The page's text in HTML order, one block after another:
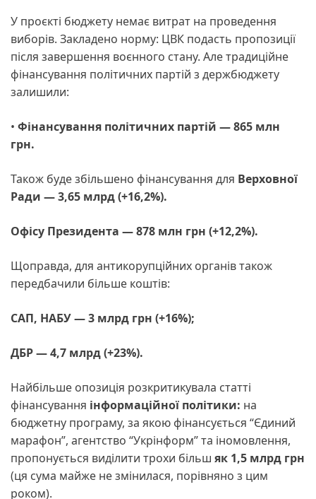
У проєкті бюджету немає витрат на проведення
виборів. Закладено норму: ЦВК подасть пропозиції
після завершення воєнного стану. Але традиційне
фінансування політичних партій з держбюджету
залишили:
• Фінансування політичних партій — 865 млн
грн.
Також буде збільшено фінансування для Верховної
Ради — 3,65 млрд (+16,2%).
Офісу Президента — 878 млн грн (+12,2%).
Щоправда, для антикорупційних органів також
передбачили більше коштів:
САП, НАБУ — 3 млрд грн (+16%);
ДБР — 4,7 млрд (+23%).
Найбільше опозиція розкритикувала статті
фінансування інформаційної політики: на
бюджетну програму, за якою фінансується “Єдиний
марафон”, агентство “Укрінформ” та іномовлення,
пропонується виділити трохи більш як 1,5 млрд грн
(ця сума майже не змінилася, порівняно з цим
роком).